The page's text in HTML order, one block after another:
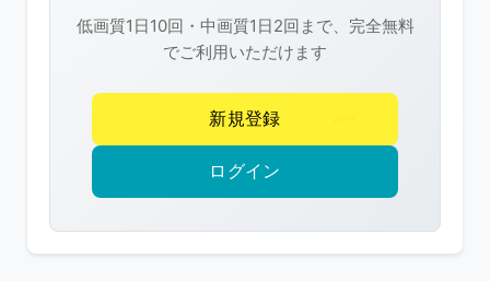
R-
FREE
作
権
護
低画質1日10回・中画質1日2回まで、完全無料
でご利用いただけます
新規登録
ログイン